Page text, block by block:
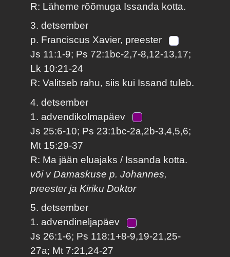
R: Läheme rõõmuga Issanda kotta.
3. detsember
p. Franciscus Xavier, preester
Js 11:1-9; Ps 72:1bc-2,7-8,12-13,17;
Lk 10:21-24
R: Valitseb rahu, siis kui Issand tuleb.
4. detsember
1. advendikolmapäev
Js 25:6-10; Ps 23:1bc-2a,2b-3,4,5,6;
Mt 15:29-37
R: Ma jään eluajaks / Issanda kotta.
või v Damaskuse p. Johannes,
preester ja Kiriku Doktor
5. detsember
1. advendineljapäev
Js 26:1-6; Ps 118:1+8-9,19-21,25-
27a; Mt 7:21,24-27